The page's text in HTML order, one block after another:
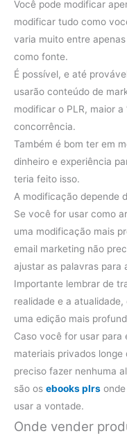
Você pode modificar
modificar tudo como
varia muito entre
como fonte.
É possível, e até
usarão conteúdo de
modificar o PLR, maior a
concorrência.
Também é bom ter em
dinheiro e experiência
teria feito isso.
A modificação depende
Se você for usar como
uma modificação mais
email marketing não
ajustar as palavras para
Importante lembrar de
realidade e a
uma edição mais
Caso você for usar para
materiais privados longe
preciso fazer nenhuma
são os ebooks plrs
usar a vontade.
Onde vender